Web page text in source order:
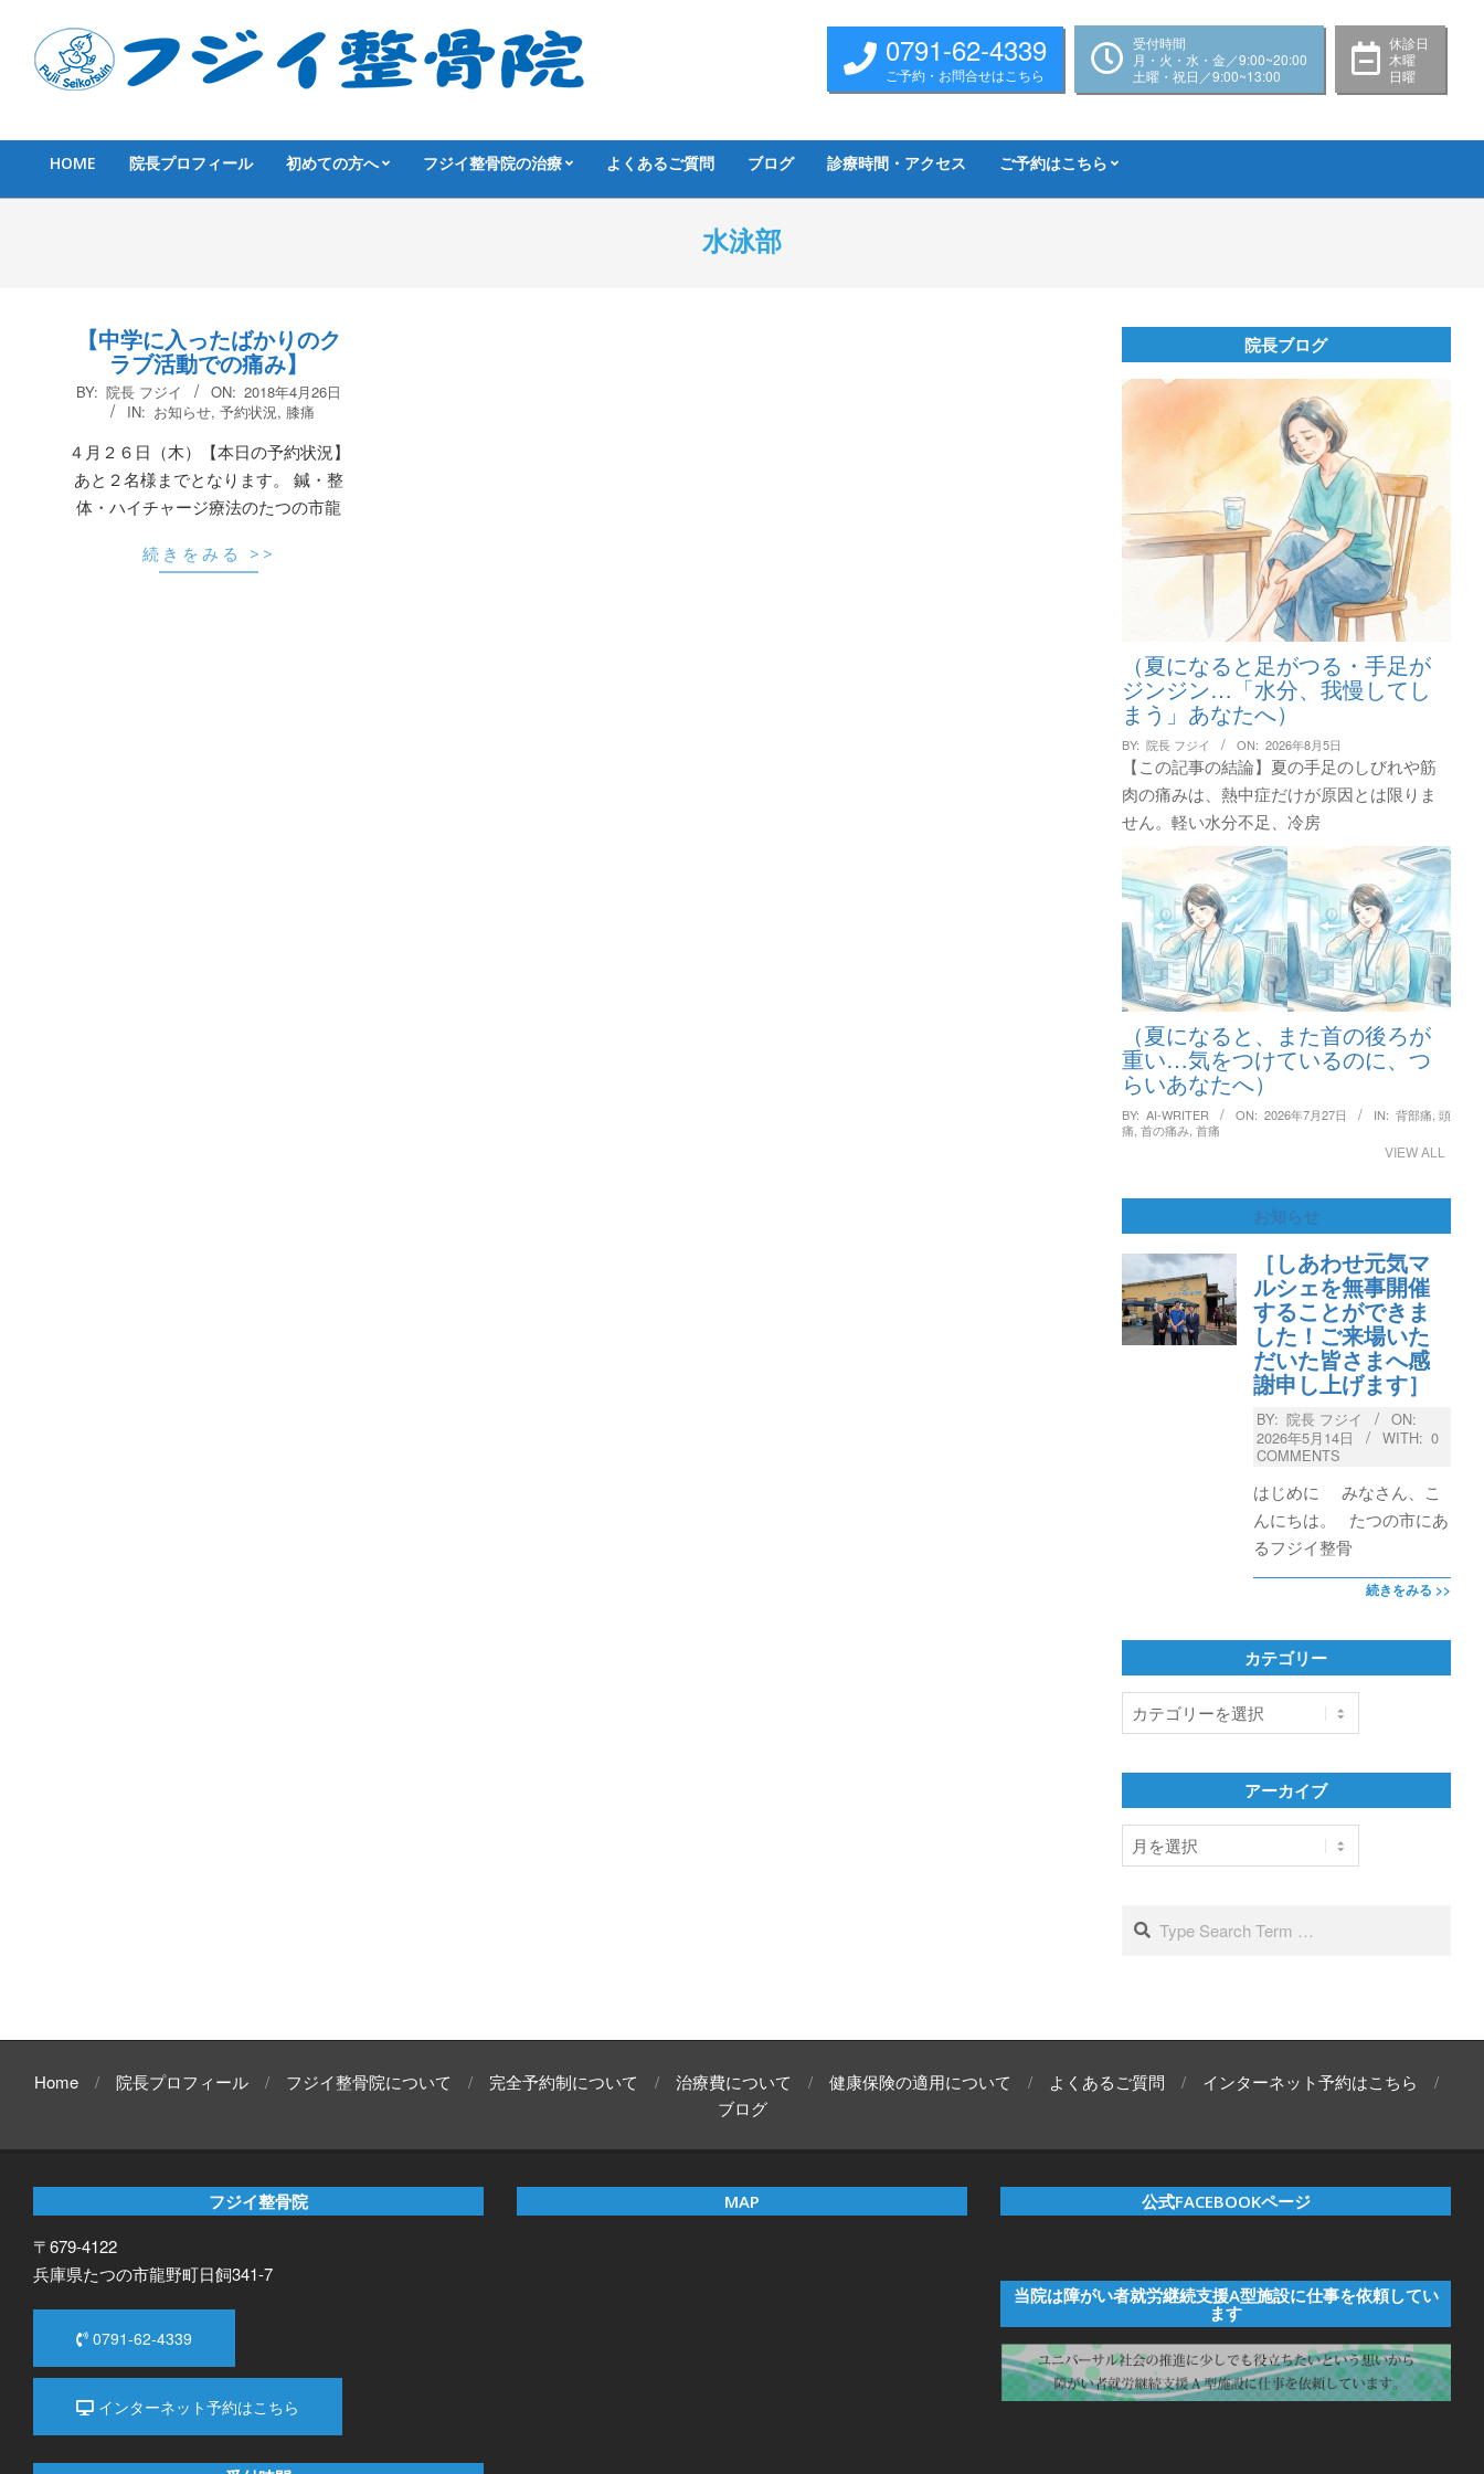
content
0791-62-4339
ご予約・お問合せはこちら
受付時間
月・火・水・金／9:00~20:00
土曜・祝日／9:00~13:00
休診日
木曜
日曜
Navigation
HOME 院長プロフィール 初めての方へ フジイ整骨院の治療 よくあるご質問 ブログ 診療時間・アクセス ご予約はこちら
水泳部
【中学に入ったばかりのク
ラブ活動での痛み】
2018-
BY: 院長 フジイ ON: 2018年4月26日
IN: お知らせ,予約状況, 膝痛
４月２６日（木）【本日の予約状況】
あと２名様までとなります。 鍼・整
体・ハイチャージ療法のたつの市龍
続きをみる >>
院長ブログ
（夏になると足がつる・手足が
ジンジン…「水分、我慢してし
まう」あなたへ）
BY: 院長 フジイ ON: 2026年8月5日
【この記事の結論】夏の手足のしびれや筋
肉の痛みは、熱中症だけが原因とは限りま
せん。軽い水分不足、冷房
（夏になると、また首の後ろが
重い…気をつけているのに、つ
らいあなたへ）
BY: AI-WRITER ON: 2026年7月27日 IN: 背部痛 頭
痛 首の痛み, 首痛
VIEW ALL
お知らせ
［しあわせ元気マ
ルシェを無事開催
することができま
した！ご来場いた
だいた皆さまへ感
謝申し上げます］
BY: 院長 フジイ
ON:
2026年5月14日
WITH: 0
COMMENTS
はじめに みなさん、こ
んにちは。 たつの市にあ
るフジイ整骨
続きをみる >>
カテゴリー
テ
リ
アーカイブ
ア
ー
ブSearch
Home 院長プロフィール フジイ整骨院について 完全予約制について 治療費について 健康保険の適用について よくあるご質問
インターネット予約はこちら
ブログ
フジイ整骨院
〒679-4122
兵庫県たつの市龍野町日飼341-7
0791-62-4339
インターネット予約はこちら
MAP 公式FACEBOOKページ
当院は障がい者就労継続支援A型施設に仕事を依頼してい
ます